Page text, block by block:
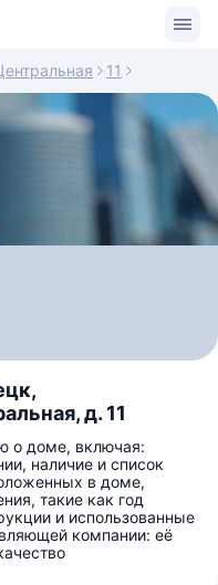
11
д. 11
о доме, включая:
наличие и список
в доме,
такие как год
и использованные
компании: её